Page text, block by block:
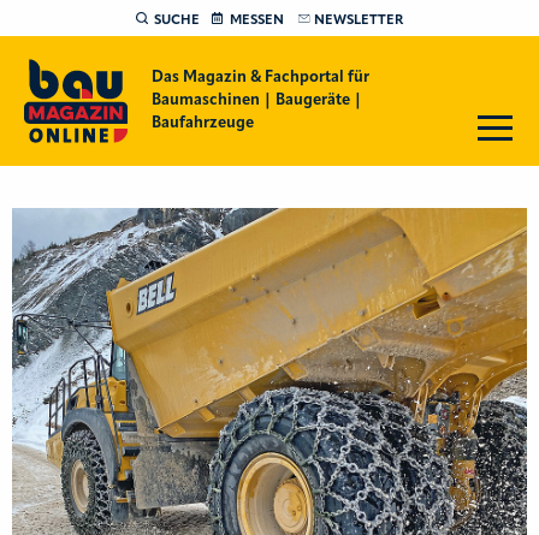
SUCHE MESSEN NEWSLETTER
Das Magazin & Fachportal für
Baumaschinen | Baugeräte |
Baufahrzeuge